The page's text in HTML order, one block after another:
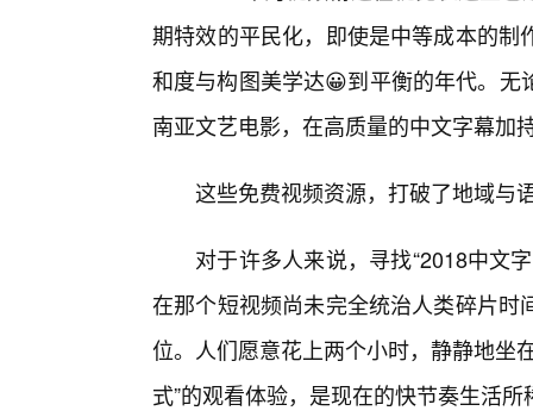
期特效的平民化，即使是中等成本的
和度与构图美学达😀到平衡的年代。
南亚文艺电影，在高质量的中文字幕加
这些免费视频资源，打破了地域与
对于许多人来说，寻找“2018中文
在那个短视频尚未完全统治人类碎片
位。人们愿意花上两个小时，静静地坐
式”的观看体验，是现在的快节奏生活所